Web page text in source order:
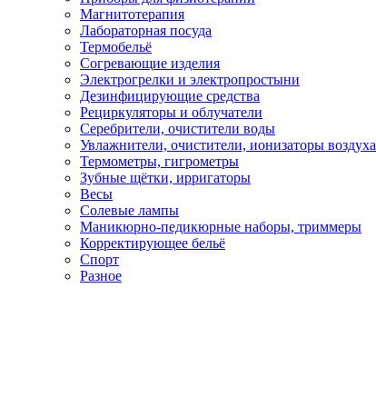
Магнитотерапия
Лабораторная посуда
Термобельё
Согревающие изделия
Электрогрелки и электропростыни
Дезинфицирующие средства
Рециркуляторы и облучатели
Серебрители, очистители воды
Увлажнители, очистители, ионизаторы воздуха
Термометры, гигрометры
Зубные щётки, ирригаторы
Весы
Солевые лампы
Маникюрно-педикюрные наборы, триммеры
Корректирующее бельё
Спорт
Разное